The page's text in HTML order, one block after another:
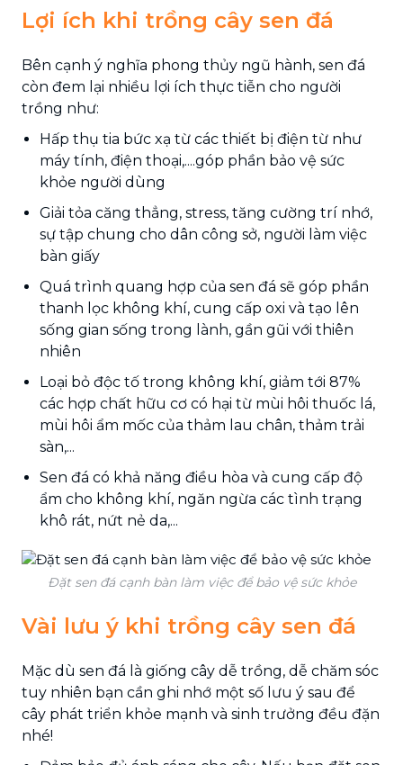
Lợi ích khi trồng cây sen đá
Bên cạnh ý nghĩa phong thủy ngũ hành, sen đá
còn đem lại nhiều lợi ích thực tiễn cho người
trồng như:
Hấp thụ tia bức xạ từ các thiết bị điện từ như
máy tính, điện thoại,....góp phần bảo vệ sức
khỏe người dùng
Giải tỏa căng thẳng, stress, tăng cường trí nhớ,
sự tập chung cho dân công sở, người làm việc
bàn giấy
Quá trình quang hợp của sen đá sẽ góp phần
thanh lọc không khí, cung cấp oxi và tạo lên
sống gian sống trong lành, gần gũi với thiên
nhiên
Loại bỏ độc tố trong không khí, giảm tới 87%
các hợp chất hữu cơ có hại từ mùi hôi thuốc lá,
mùi hôi ẩm mốc của thảm lau chân, thảm trải
sàn,...
Sen đá có khả năng điều hòa và cung cấp độ
ẩm cho không khí, ngăn ngừa các tình trạng
khô rát, nứt nẻ da,...
Đặt sen đá cạnh bàn làm việc để bảo vệ sức khỏe
Vài lưu ý khi trồng cây sen đá
Mặc dù sen đá là giống cây dễ trồng, dễ chăm sóc
tuy nhiên bạn cần ghi nhớ một số lưu ý sau để
cây phát triển khỏe mạnh và sinh trưởng đều đặn
nhé!